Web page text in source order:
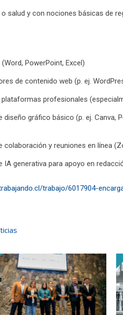
salud y con nociones básicas de
PowerPoint, Excel)
de contenido web (p. ej.
profesionales
gráfico básico (p. ej. Canva,
y reuniones en línea
IA generativa para apoyo en
trabajo/6017904-